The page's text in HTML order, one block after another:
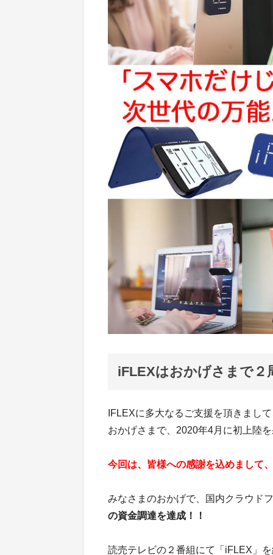
iFLEXはおかげさまで２
IFLEXに多大なるご支援を頂きまし
おかげさまで、2020年4月に初上陸
今回は、皆様への感謝を込めまして
みなさまのおかげで、国内クラウド
の資金調達を達成！！
読売テレビの２番組にて「iFLEX」